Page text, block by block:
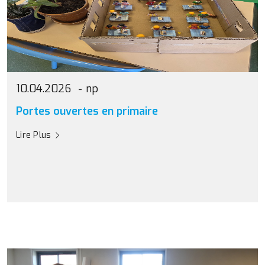
10.04.2026
np
Portes ouvertes en primaire
Lire Plus